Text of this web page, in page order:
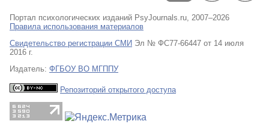
Портал психологических изданий PsyJournals.ru, 2007–2026
Правила использования материалов
Свидетельство регистрации СМИ Эл № ФС77-66447 от 14 июля
2016 г.
Издатель: ФГБОУ ВО МГППУ
Репозиторий открытого доступа